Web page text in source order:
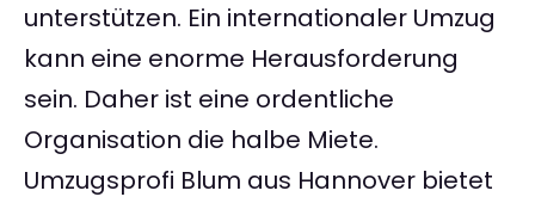
unterstützen. Ein internationaler Umzug
kann eine enorme Herausforderung
sein. Daher ist eine ordentliche
Organisation die halbe Miete.
Umzugsprofi Blum aus Hannover bietet